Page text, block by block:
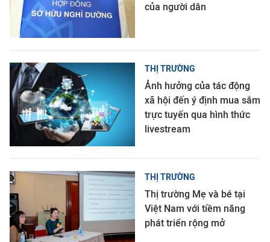
của người dân
THỊ TRƯỜNG
Ảnh hưởng của tác động
xã hội đến ý định mua sắm
trực tuyến qua hình thức
livestream
THỊ TRƯỜNG
Thị trường Mẹ và bé tại
Việt Nam với tiềm năng
phát triển rộng mở